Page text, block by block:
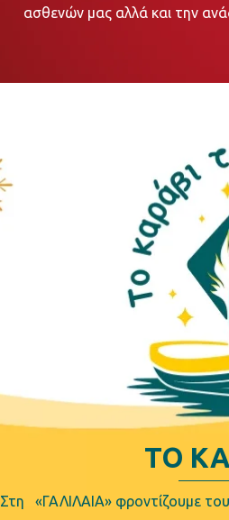
ασθενών μας αλλά και την
ΤΟ
Στη «ΓΑΛΙΛΑΙΑ» φροντίζουμε